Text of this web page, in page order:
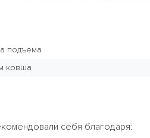
подъема
ковша
себя благодаря: